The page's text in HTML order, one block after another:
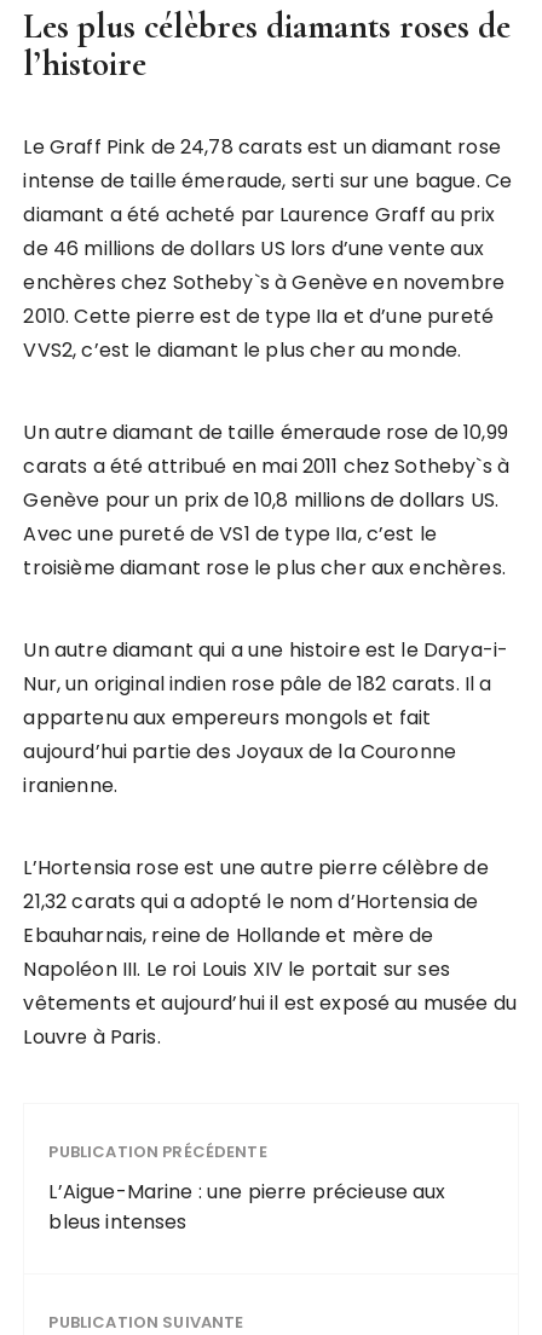
Les plus célèbres diamants roses de
l’histoire
Le Graff Pink de 24,78 carats est un diamant rose
intense de taille émeraude, serti sur une bague. Ce
diamant a été acheté par Laurence Graff au prix
de 46 millions de dollars US lors d’une vente aux
enchères chez Sotheby`s à Genève en novembre
2010. Cette pierre est de type IIa et d’une pureté
VVS2, c’est le diamant le plus cher au monde.
Un autre diamant de taille émeraude rose de 10,99
carats a été attribué en mai 2011 chez Sotheby`s à
Genève pour un prix de 10,8 millions de dollars US.
Avec une pureté de VS1 de type IIa, c’est le
troisième diamant rose le plus cher aux enchères.
Un autre diamant qui a une histoire est le Darya-i-
Nur, un original indien rose pâle de 182 carats. Il a
appartenu aux empereurs mongols et fait
aujourd’hui partie des Joyaux de la Couronne
iranienne.
L’Hortensia rose est une autre pierre célèbre de
21,32 carats qui a adopté le nom d’Hortensia de
Ebauharnais, reine de Hollande et mère de
Napoléon III. Le roi Louis XIV le portait sur ses
vêtements et aujourd’hui il est exposé au musée du
Louvre à Paris.
PUBLICATION PRÉCÉDENTE
L’Aigue-Marine : une pierre précieuse aux
bleus intenses
PUBLICATION SUIVANTE